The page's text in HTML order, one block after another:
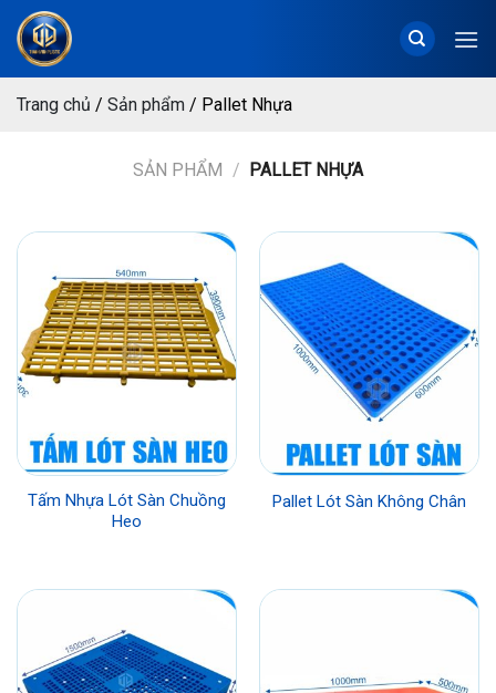
Chuyển
đến
dungTrang chủ / Sản phẩm / Pallet Nhựa
SẢN PHẨM / PALLET NHỰA
Tấm Nhựa Lót Sàn Chuồng
Heo
Pallet Lót Sàn Không Chân